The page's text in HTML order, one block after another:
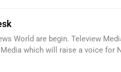
World are begin. Teleview
which will raise a voice for